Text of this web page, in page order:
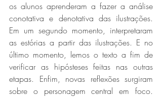
os alunos aprenderam a fazer a análise
conotativa e denotativa das ilustrações.
Em um segundo momento, interpretaram
as estórias a partir das ilustrações. E no
último momento, lemos o texto a fim de
verificar as hipósteses feitas nas outras
etapas. Enfim, novas reflexões surgiram
sobre o personagem central em foco.